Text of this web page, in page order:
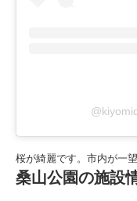
桜が綺麗です。市内が一望
桑山公園の施設